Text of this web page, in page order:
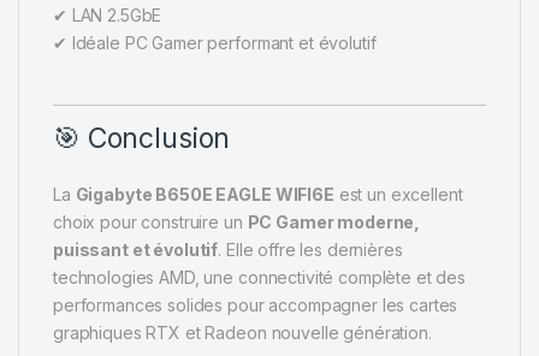
✔ LAN 2.5GbE
✔ Idéale PC Gamer performant et évolutif
🎯 Conclusion
La Gigabyte B650E EAGLE WIFI6E est un excellent
choix pour construire un PC Gamer moderne,
puissant et évolutif. Elle offre les dernières
technologies AMD, une connectivité complète et des
performances solides pour accompagner les cartes
graphiques RTX et Radeon nouvelle génération.